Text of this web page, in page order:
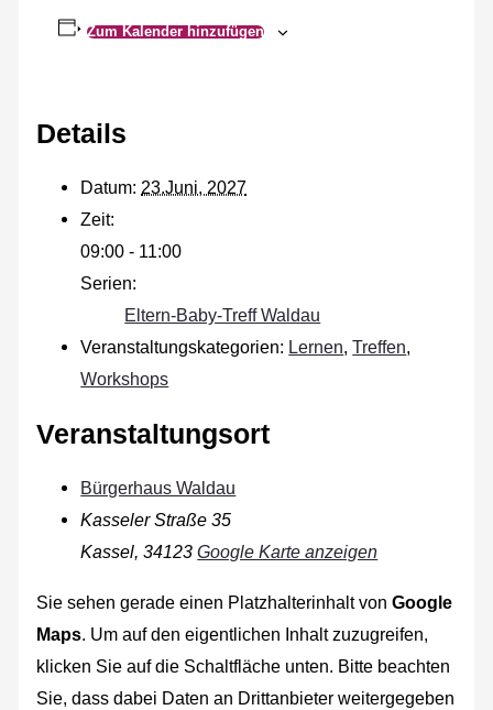
Zum Kalender hinzufügen
Details
Datum: 23.Juni, 2027
Zeit:
09:00 - 11:00
Serien:
Eltern-Baby-Treff Waldau
Veranstaltungskategorien: Lernen,Treffen,
Workshops
Veranstaltungsort
Bürgerhaus Waldau
Kasseler Straße 35
Kassel, 34123 Google Karte anzeigen
Sie sehen gerade einen Platzhalterinhalt vonGoogle
Maps . Um auf den eigentlichen Inhalt zuzugreifen,
klicken Sie auf die Schaltfläche unten. Bitte beachten
Sie, dass dabei Daten an Drittanbieter weitergegeben